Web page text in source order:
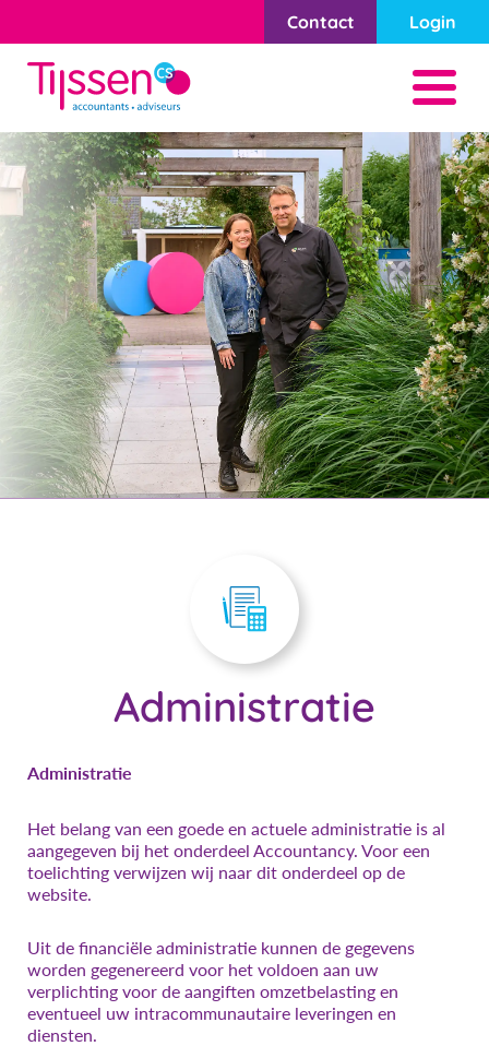
Contact Login
Administratie
Administratie
Het belang van een goede en actuele administratie is al
aangegeven bij het onderdeel Accountancy. Voor een
toelichting verwijzen wij naar dit onderdeel op de
website.
Uit de financiële administratie kunnen de gegevens
worden gegenereerd voor het voldoen aan uw
verplichting voor de aangiften omzetbelasting en
eventueel uw intracommunautaire leveringen en
diensten.